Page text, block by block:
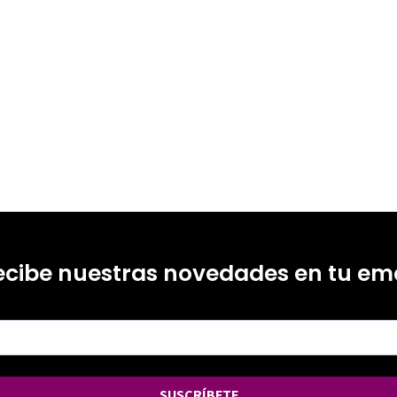
nuestras novedades en tu